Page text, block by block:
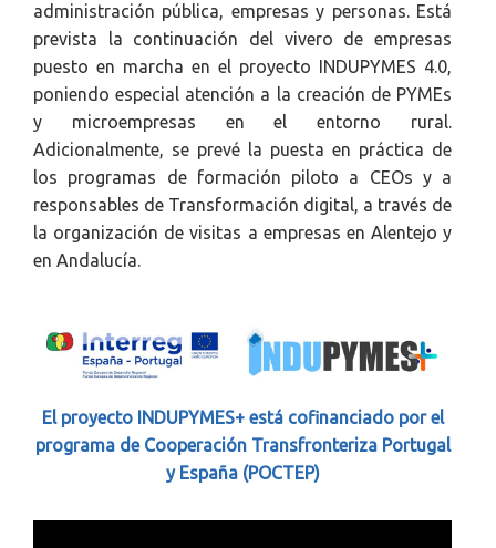
administración pública, empresas y personas. Está
prevista la continuación del vivero de empresas
puesto en marcha en el proyecto INDUPYMES 4.0,
poniendo especial atención a la creación de PYMEs
y microempresas en el entorno rural.
Adicionalmente, se prevé la puesta en práctica de
los programas de formación piloto a CEOs y a
responsables de Transformación digital, a través de
la organización de visitas a empresas en Alentejo y
en Andalucía.
El proyecto INDUPYMES+ está cofinanciado por el
programa de Cooperación Transfronteriza Portugal
y España (POCTEP)